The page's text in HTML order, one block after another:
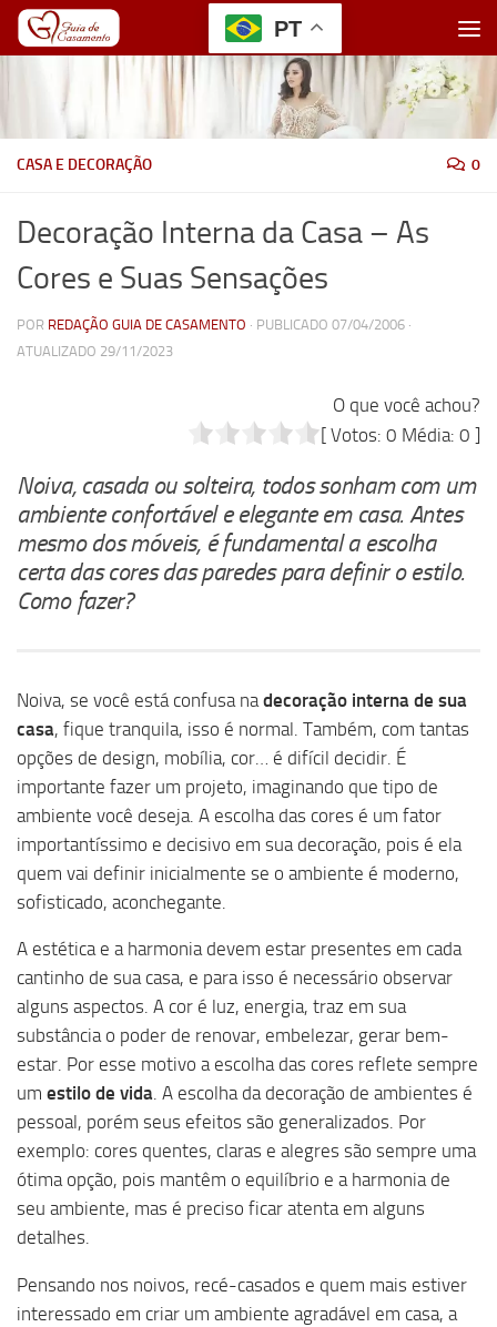
Skip to content
CASA E DECORAÇÃO 0
Decoração Interna da Casa – As
Cores e Suas Sensações
POR REDAÇÃO GUIA DE CASAMENTO · PUBLICADO 07/04/2006 ·
ATUALIZADO 29/11/2023
O que você achou?
[ Votos: 0 Média: 0 ]
Noiva, casada ou solteira, todos sonham com um
ambiente confortável e elegante em casa. Antes
mesmo dos móveis, é fundamental a escolha
certa das cores das paredes para definir o estilo.
Como fazer?
Noiva, se você está confusa na decoração interna de sua
casa, fique tranquila, isso é normal. Também, com tantas
opções de design, mobília, cor… é difícil decidir. É
importante fazer um projeto, imaginando que tipo de
ambiente você deseja. A escolha das cores é um fator
importantíssimo e decisivo em sua decoração, pois é ela
quem vai definir inicialmente se o ambiente é moderno,
sofisticado, aconchegante.
A estética e a harmonia devem estar presentes em cada
cantinho de sua casa, e para isso é necessário observar
alguns aspectos. A cor é luz, energia, traz em sua
substância o poder de renovar, embelezar, gerar bem-
estar. Por esse motivo a escolha das cores reflete sempre
um estilo de vida. A escolha da decoração de ambientes é
pessoal, porém seus efeitos são generalizados. Por
exemplo: cores quentes, claras e alegres são sempre uma
ótima opção, pois mantêm o equilíbrio e a harmonia de
seu ambiente, mas é preciso ficar atenta em alguns
detalhes.
Pensando nos noivos, recé-casados e quem mais estiver
interessado em criar um ambiente agradável em casa, a
PT